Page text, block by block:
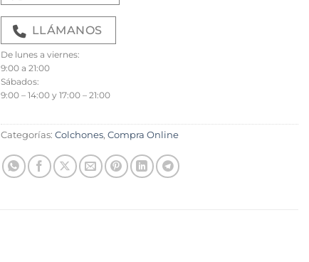
LLÁMANOS
De lunes a viernes:
9:00 a 21:00
Sábados:
9:00 – 14:00 y 17:00 – 21:00
Categorías: Colchones, Compra Online